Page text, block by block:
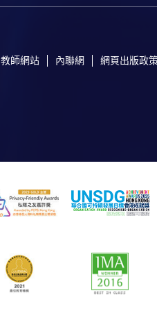
教師網站 內聯網 網頁出版政